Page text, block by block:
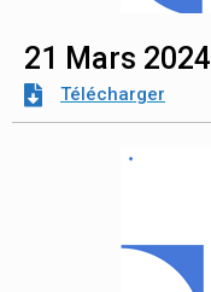
21 Mars 2024
Télécharger